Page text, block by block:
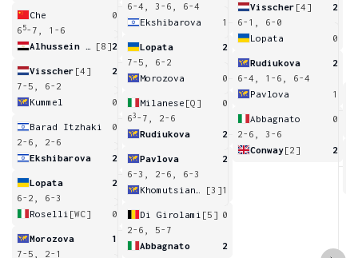
Che
0
6 5-7, 1-6
[8]2
Visscher [4]
2
7-5, 6-2
Kummel
0
Barad Itzhaki
0
2-6, 2-6
Ekshibarova
2
Lopata
2
6-2, 6-3
Roselli [WC] 0
Morozova
1
7-5, 2-1
6-4, 3-6, 6-4
Ekshibarova
1
Lopata
2
7-5, 6-2
Morozova
0
Milanese [Q]
0
63 -7, 2-6
Rudiukova
2
Pavlova
2
6-3, 2-6, 6-3
[3]1
Di Girolami [5] 0
2-6, 5-7
Abbagnato
2
Visscher [4]
2
6-1, 6-0
Lopata
0
Rudiukova
2
6-4, 1-6, 6-4
Pavlova
1
Abbagnato
0
2-6, 3-6
Conway[2] 2